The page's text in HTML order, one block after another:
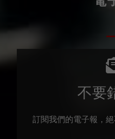
不要
訂閱我們的電子報，